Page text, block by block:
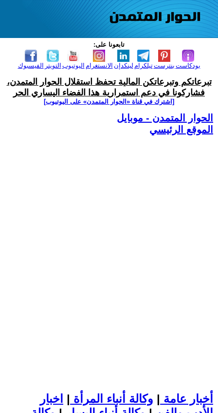
تابعونا على:
الفيسبوك التويتر اليوتيوب الانستغرام لينكدإن تيلكرامبنترست بودكاست
تبرعاتكم وتبرعاتكن المالية تحفظ استقلال الحوار المتمدن،
فشاركونا في دعم استمرارية هذا الفضاء اليساري الحر
[اشترك في قناة ‫«الحوار المتمدن» على اليوتيوب]
الحوار المتمدن - موبايل
الموقع الرئيسي
أخبار عامة | وكالة أنباء المرأة | اخبار